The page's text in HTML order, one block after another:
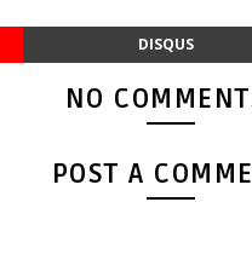
DISQUS
NO
POST A